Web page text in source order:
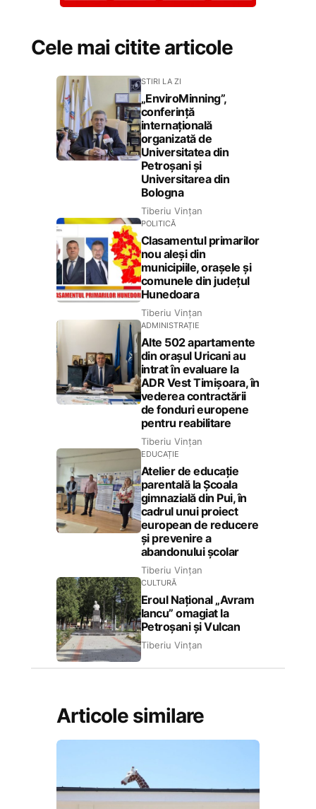
Cele mai citite articole
STIRI LA ZI
„EnviroMinning”,
conferință
internațională
organizată de
Universitatea din
Petroșani și
Universitarea din
Bologna
Tiberiu Vințan
POLITICĂ
Clasamentul primarilor
nou aleși din
municipiile, orașele și
comunele din județul
Hunedoara
Tiberiu Vințan
ADMINISTRAȚIE
Alte 502 apartamente
din orașul Uricani au
intrat în evaluare la
ADR Vest Timișoara, în
vederea contractării
de fonduri europene
pentru reabilitare
Tiberiu Vințan
EDUCAȚIE
Atelier de educație
parentală la Școala
gimnazială din Pui, în
cadrul unui proiect
european de reducere
și prevenire a
abandonului școlar
Tiberiu Vințan
CULTURĂ
Eroul Național „Avram
Iancu” omagiat la
Petroșani și Vulcan
Tiberiu Vințan
Articole similare